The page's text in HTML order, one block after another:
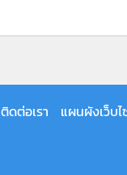
ติดต่อเรา
แผนผังเว็บ